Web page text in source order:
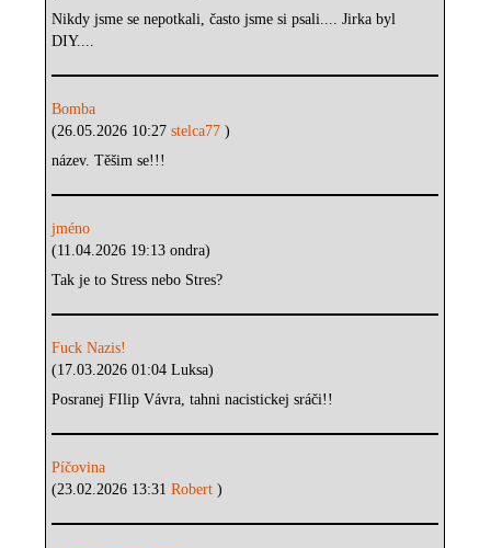
Nikdy jsme se nepotkali, často jsme si psali.... Jirka byl
DIY....
Bomba
(26.05.2026 10:27stelca77)
název. Těšim se!!!
jméno
(11.04.2026 19:13 ondra)
Tak je to Stress nebo Stres?
Fuck Nazis!
(17.03.2026 01:04 Luksa)
Posranej FIlip Vávra, tahni nacistickej sráči!!
Píčovina
(23.02.2026 13:31Robert)